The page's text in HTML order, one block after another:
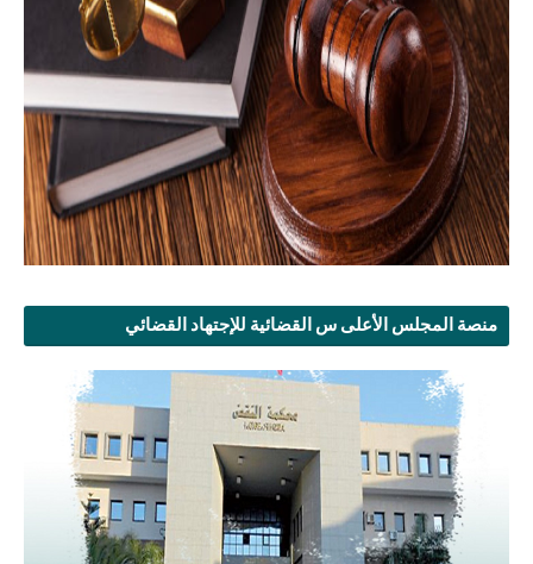
منصة المجلس الأعلى س القضائية للإجتهاد القضائي